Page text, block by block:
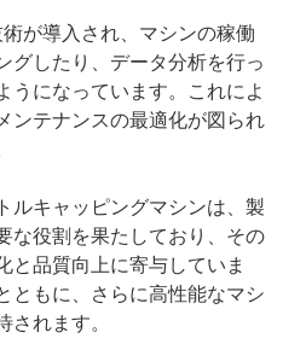
が導入され、マシンの稼働
グしたり、データ分析を行っ
うになっています。これによ
ンテナンスの最適化が図られ
ルキャッピングマシンは、製
な役割を果たしており、その
と品質向上に寄与していま
ともに、さらに高性能なマシ
されます。